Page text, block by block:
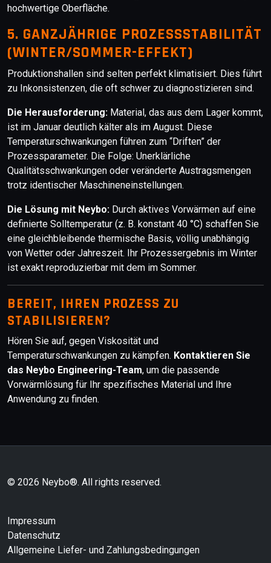
hochwertige Oberfläche.
5. GANZJÄHRIGE PROZESSSTABILITÄT
(WINTER/SOMMER-EFFEKT)
Produktionshallen sind selten perfekt klimatisiert. Dies führt
zu Inkonsistenzen, die oft schwer zu diagnostizieren sind.
Die Herausforderung: Material, das aus dem Lager kommt,
ist im Januar deutlich kälter als im August. Diese
Temperaturschwankungen führen zum “Driften” der
Prozessparameter. Die Folge: Unerklärliche
Qualitätsschwankungen oder veränderte Austragsmengen
trotz identischer Maschineneinstellungen.
Die Lösung mit Neybo: Durch aktives Vorwärmen auf eine
definierte Solltemperatur (z. B. konstant 40 °C) schaffen Sie
eine gleichbleibende thermische Basis, völlig unabhängig
von Wetter oder Jahreszeit. Ihr Prozessergebnis im Winter
ist exakt reproduzierbar mit dem im Sommer.
BEREIT, IHREN PROZESS ZU
STABILISIEREN?
Hören Sie auf, gegen Viskosität und
Temperaturschwankungen zu kämpfen. Kontaktieren Sie
das Neybo Engineering-Team, um die passende
Vorwärmlösung für Ihr spezifisches Material und Ihre
Anwendung zu finden.
© 2026 Neybo®. All rights reserved.
Impressum
Datenschutz
Allgemeine Liefer- und Zahlungsbedingungen